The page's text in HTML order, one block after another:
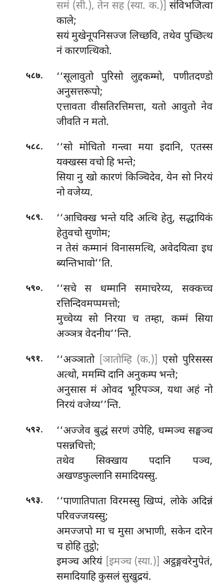
समं (सी.), तेन सह (स्या. क.)] संविभजित्वा
काले;
सयं मुखेनूपनिसज्ज लिच्छवि, तथेव पुच्छित्थ
नं कारणत्थिको.
५८७.
‘‘सूलावुतो पुरिसो लुद्दकम्मो, पणीतदण्डो
अनुसत्तरूपो;
एत्तावता वीसतिरत्तिमत्ता, यतो आवुतो नेव
जीवति न मतो.
५८८.
‘‘सो मोचितो गन्त्वा मया इदानि, एतस्स
यक्खस्स वचो हि भन्ते;
सिया नु खो कारणं किञ्चिदेव, येन सो निरयं
नो वजेय्य.
५८९.
‘‘आचिक्ख भन्ते यदि अत्थि हेतु, सद्धायिकं
हेतुवचो सुणोम;
न तेसं कम्मानं विनासमत्थि, अवेदयित्वा इध
ब्यन्तिभावो’’ति.
५९०. ‘‘सचेस धम्मानि समाचरेय्य, सक्कच्च
रत्तिन्दिवमप्पमत्तो;
मुच्चेय्य सो निरया च तम्हा, कम्मं सिया
अञ्ञत्र वेदनीय’’न्ति.
५९१. ‘‘अञ्ञातो [ञातोम्हि (क.)] एसो पुरिसस्स
अत्थो, ममम्पि दानि अनुकम्प भन्ते;
अनुसास मं ओवद भूरिपञ्ञ, यथा अहं नो
निरयं वजेय्य’’न्ति.
५९२. ‘‘अज्जेव बुद्धं सरणं उपेहि, धम्मञ्च सङ्घञ्च
पसन्नचित्तो;
तथेव सिक्खाय पदानि पञ्च,
अखण्डफुल्लानि समादियस्सु.
५९३.
‘‘पाणातिपाता विरमस्सु खिप्पं, लोके अदिन्नं
परिवज्जयस्सु;
अमज्जपो मा च मुसा अभाणी, सकेन दारेन
च होहि तुट्ठो;
इमञ्च अरियं [इमञ्च (स्या.)] अट्ठङ्गवरेनुपेतं,
समादियाहि कुसलं सुखुद्रयं.